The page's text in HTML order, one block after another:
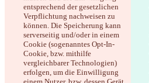
entsprechend der gesetzlichen
Verpflichtung nachweisen zu
können. Die Speicherung kann
serverseitig und/oder in einem
Cookie (sogenanntes Opt-In-
Cookie, bzw. mithilfe
vergleichbarer Technologien)
erfolgen, um die Einwilligung